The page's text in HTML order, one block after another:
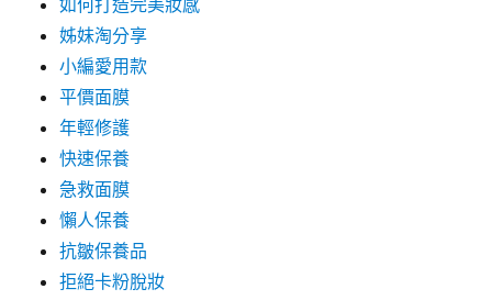
如何打造完美妝感
姊妹淘分享
小編愛用款
平價面膜
年輕修護
快速保養
急救面膜
懶人保養
抗皺保養品
拒絕卡粉脫妝